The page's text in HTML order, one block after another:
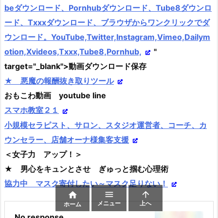
beダウンロード、Pornhubダウンロード、Tube8ダウンロ
ード、Txxxダウンロード、ブラウザからワンクリックでダ
ウンロード。YouTube,Twitter,Instagram,Vimeo,Dailym
otion,Xvideos,Txxx,Tube8,Pornhub,
"
target="_blank">動画ダウンロード保存
★ 悪魔の報酬抜き取りツール
おもこわ動画 youtube line
スマホ教室２１
小規模セラピスト、サロン、スタジオ運営者、コーチ、カ
ウンセラー、店舗オーナ様集客支援
＜女子力 アップ！＞
★ 男心をキュンとさせ ぎゅっと掴む心理術
協力中 マスク寄付したい～マスク足りない！

ホーム

メニュー

上へ